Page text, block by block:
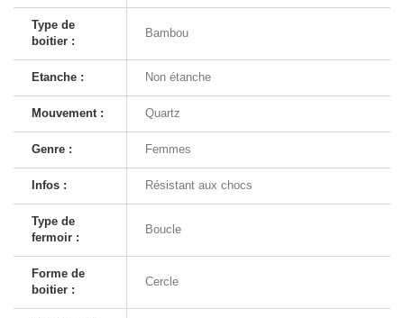
Type de
boitier :
Bambou
Etanche : Non étanche
Mouvement : Quartz
Genre : Femmes
Infos : Résistant aux chocs
Type de
fermoir :
Boucle
Forme de
boitier :
Cercle